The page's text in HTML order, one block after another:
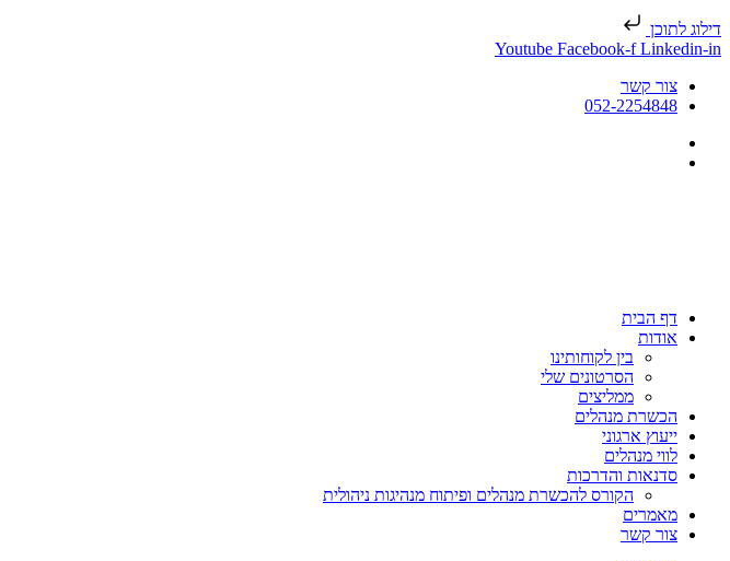
דילוג לתוכן
Youtube Facebook-f Linkedin-in
צור קשר
052-2254848
דף הבית
אודות
בין לקוחותינו
הסרטונים שלי
ממליצים
הכשרת מנהלים
ייעוץ ארגוני
לווי מנהלים
סדנאות והדרכות
הקורס להכשרת מנהלים ופיתוח מנהיגות ניהולית
מאמרים
צור קשר